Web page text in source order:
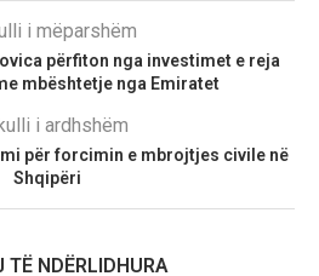
i mëparshëm
përfiton nga investimet e reja
mbështetje nga Emiratet
i ardhshëm
për forcimin e mbrojtjes civile në
Shqipëri
TË NDËRLIDHURA